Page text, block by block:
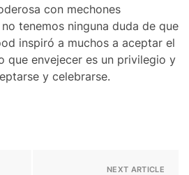
con mechones
tenemos ninguna duda de que
inspiró a muchos a aceptar el
que envejecer es un privilegio y
y celebrarse.
NEXT ARTICLE